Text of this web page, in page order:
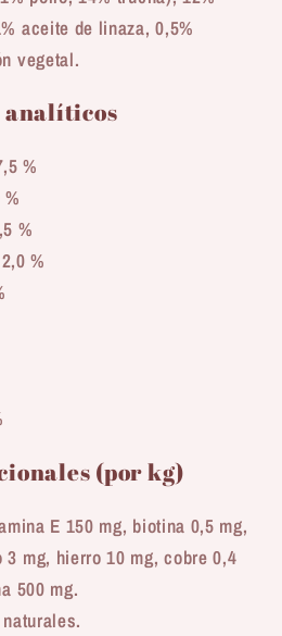
aceite de linaza, 0,5%
vegetal.
analíticos
%
%
%
(por kg)
E 150 mg, biotina 0,5 mg,
mg, hierro 10 mg, cobre 0,4
500 mg.